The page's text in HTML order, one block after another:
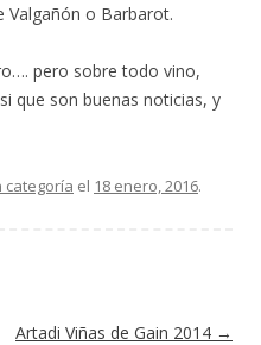
Valgañón o Barbarot.
pero sobre todo vino,
que son buenas noticias, y
categoría el 18 enero, 2016.
Artadi Viñas de Gain 2014 →